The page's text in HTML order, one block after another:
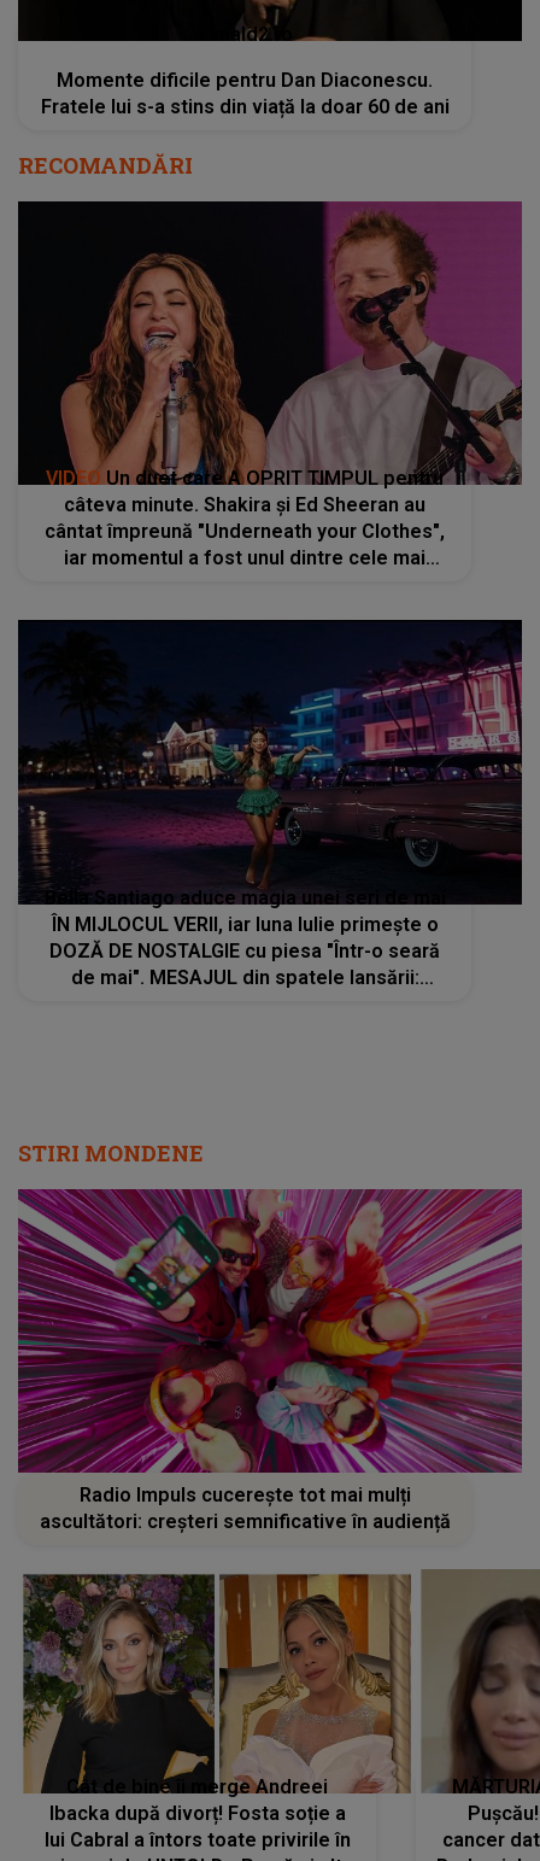
kanald2.ro
Momente dificile pentru Dan Diaconescu.
Fratele lui s-a stins din viață la doar 60 de ani
RECOMANDĂRI
VIDEO Un duet care A OPRIT TIMPUL pentru
câteva minute. Shakira și Ed Sheeran au
cântat împreună "Underneath your Clothes",
iar momentul a fost unul dintre cele mai
Bella Santiago aduce magia unei seri de mai
ÎN MIJLOCUL VERII, iar luna Iulie primește o
DOZĂ DE NOSTALGIE cu piesa "Într-o seară
de mai". MESAJUL din spatele lansării:
STIRI MONDENE
Radio Impuls cucerește tot mai mulți
ascultători: creșteri semnificative în audiență
Cât de bine îi merge Andreei
Ibacka după divorț! Fosta soție a
lui Cabral a întors toate privirile în
cancer